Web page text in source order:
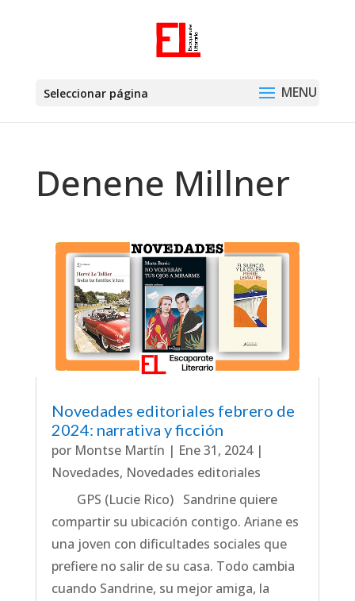
Seleccionar página
Denene Millner
Novedades editoriales febrero de
2024: narrativa y ficción
por Montse Martín | Ene 31, 2024|
Novedades, Novedades editoriales
GPS (Lucie Rico) Sandrine quiere
compartir su ubicación contigo. Ariane es
una joven con dificultades sociales que
prefiere no salir de su casa. Todo cambia
cuando Sandrine, su mejor amiga, la